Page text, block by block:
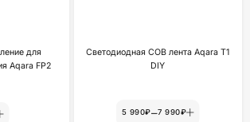
для
Aqara FP2
Светодиодная COB лента Aqara T1
DIY
5 990₽–7 990₽